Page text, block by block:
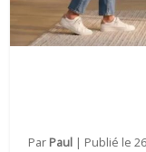
Par Paul | Publié le